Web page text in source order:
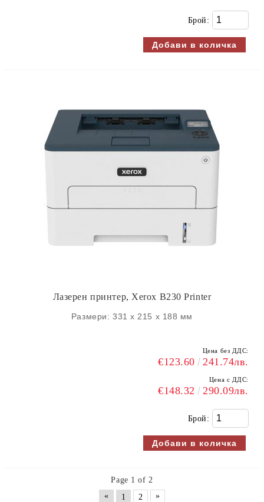
Брой:
Лазерен принтер, Xerox B230 Printer
Размери: 331 x 215 x 188 мм
Цена без ДДС:
€123.60 241.74лв.
Цена с ДДС:
€148.32 290.09лв.
Брой:
Page 1 of 2
«
1 2 »